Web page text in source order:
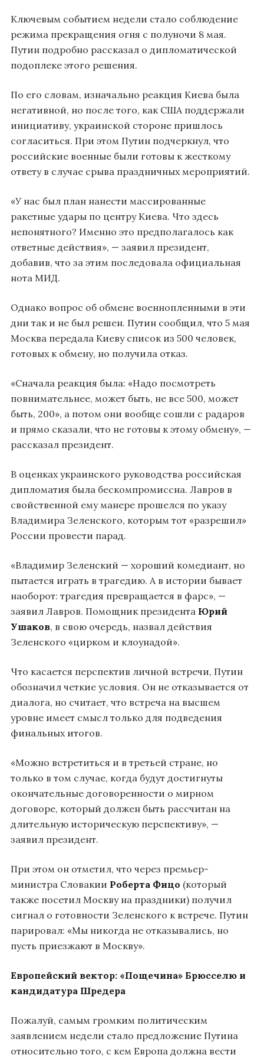
Ключевым событием недели стало соблюдение
режима прекращения огня с полуночи 8 мая.
Путин подробно рассказал о дипломатической
подоплеке этого решения.
По его словам, изначально реакция Киева была
негативной, но после того, как США поддержали
инициативу, украинской стороне пришлось
согласиться. При этом Путин подчеркнул, что
российские военные были готовы к жесткому
ответу в случае срыва праздничных мероприятий.
«У нас был план нанести массированные
ракетные удары по центру Киева. Что здесь
непонятного? Именно это предполагалось как
ответные действия», — заявил президент,
добавив, что за этим последовала официальная
нота МИД.
Однако вопрос об обмене военнопленными в эти
дни так и не был решен. Путин сообщил, что 5 мая
Москва передала Киеву список из 500 человек,
готовых к обмену, но получила отказ.
«Сначала реакция была: «Надо посмотреть
повнимательнее, может быть, не все 500, может
быть, 200», а потом они вообще сошли с радаров
и прямо сказали, что не готовы к этому обмену», —
рассказал президент.
В оценках украинского руководства российская
дипломатия была бескомпромиссна. Лавров в
свойственной ему манере прошелся по указу
Владимира Зеленского, которым тот «разрешил»
России провести парад.
«Владимир Зеленский — хороший комедиант, но
пытается играть в трагедию. А в истории бывает
наоборот: трагедия превращается в фарс», —
заявил Лавров. Помощник президента Юрий
Ушаков, в свою очередь, назвал действия
Зеленского «цирком и клоунадой».
Что касается перспектив личной встречи, Путин
обозначил четкие условия. Он не отказывается от
диалога, но считает, что встреча на высшем
уровне имеет смысл только для подведения
финальных итогов.
«Можно встретиться и в третьей стране, но
только в том случае, когда будут достигнуты
окончательные договоренности о мирном
договоре, который должен быть рассчитан на
длительную историческую перспективу», —
заявил президент.
При этом он отметил, что через премьер-
министра Словакии Роберта Фицо (который
также посетил Москву на праздники) получил
сигнал о готовности Зеленского к встрече. Путин
парировал: «Мы никогда не отказывались, но
пусть приезжают в Москву».
Европейский вектор: «Пощечина» Брюсселю и
кандидатура Шредера
Пожалуй, самым громким политическим
заявлением недели стало предложение Путина
относительно того, с кем Европа должна вести